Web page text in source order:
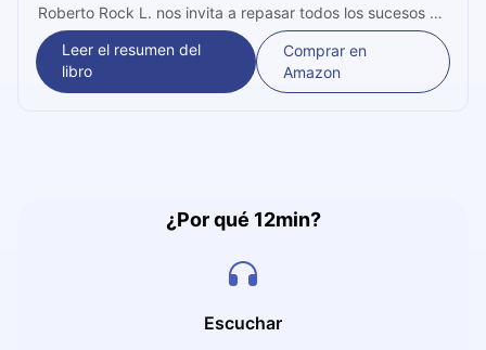
Roberto Rock L. nos invita a repasar todos los sucesos de
ese período con detalles y diálogos. Resume, al fin y al
cabo, lo que empezó como un proceso “salvador” y
terminó con una enorme imagen negativa.
Leer el resumen del
libro
Comprar en
Amazon
¿Por qué 12min?
Escuchar